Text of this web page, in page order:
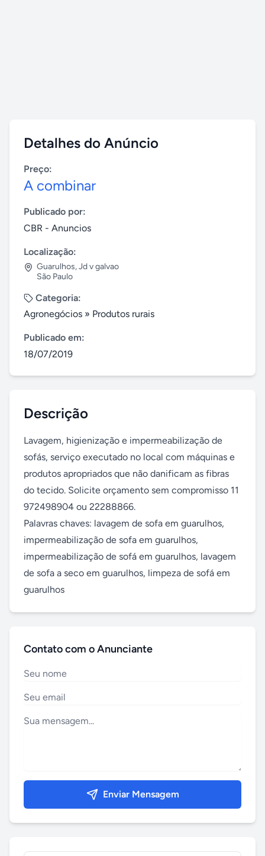
Detalhes do Anúncio
Preço:
A combinar
Publicado por:
CBR - Anuncios
Localização:
Guarulhos,Jd v galvao
São Paulo
Categoria:
Agronegócios » Produtos rurais
Publicado em:
18/07/2019
Descrição
Lavagem, higienização e impermeabilização de
sofás, serviço executado no local com máquinas e
produtos apropriados que não danificam as fibras
do tecido. Solicite orçamento sem compromisso 11
972498904 ou 22288866.
Palavras chaves: lavagem de sofa em guarulhos,
impermeabilização de sofa em guarulhos,
impermeabilização de sofá em guarulhos, lavagem
de sofa a seco em guarulhos, limpeza de sofá em
guarulhos
Contato com o Anunciante
Enviar Mensagem